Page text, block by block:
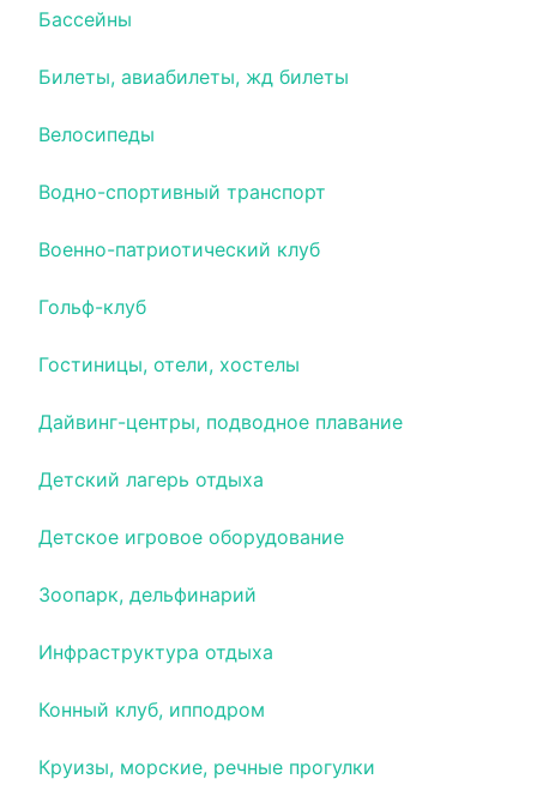
Бассейны
Билеты, авиабилеты, жд билеты
Велосипеды
Водно-спортивный транспорт
Военно-патриотический клуб
Гольф-клуб
Гостиницы, отели, хостелы
Дайвинг-центры, подводное плавание
Детский лагерь отдыха
Детское игровое оборудование
Зоопарк, дельфинарий
Инфраструктура отдыха
Конный клуб, ипподром
Круизы, морские, речные прогулки